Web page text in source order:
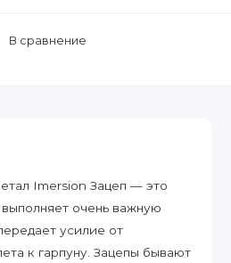
В сравнение
Imersion Зацеп — это
очень важную
усилие от
к гарпуну. Зацепы бывают